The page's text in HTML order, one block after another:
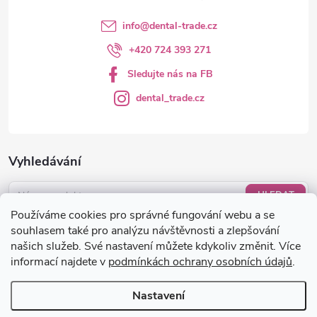
Používáme cookies pro správné fungování webu a se
souhlasem také pro analýzu návštěvnosti a zlepšování
našich služeb. Své nastavení můžete kdykoliv změnit. Více
informací najdete v podmínkách ochrany osobních údajů.
Nastavení
Vyhledávání
HLEDAT
Nákupní košík
0KS /0 KČ
info@dental-trade.cz
+420 724 393 271
Sledujte nás na FB
dental_trade.cz
Copyright 2026dental-trade.cz. Všechna práva vyhrazena.Upravit